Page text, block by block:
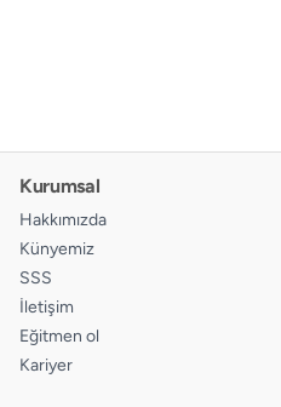
Kurumsal
Hakkımızda
Künyemiz
SSS
İletişim
Eğitmen ol
Kariyer